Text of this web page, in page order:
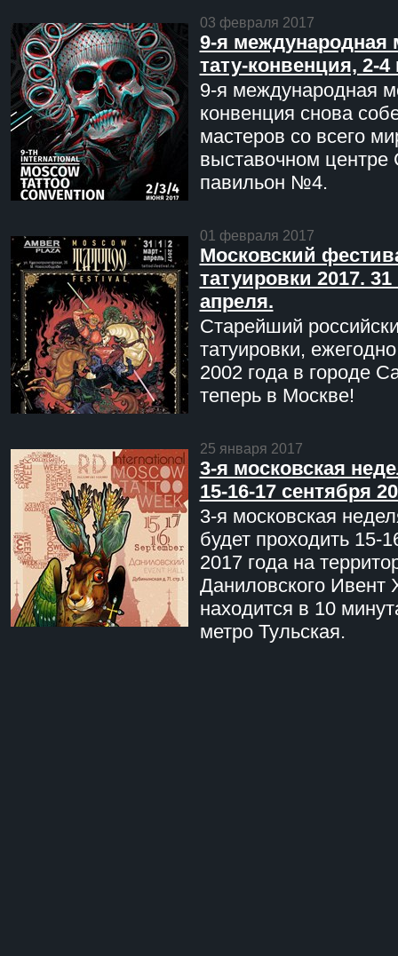
03 февраля 2017
9-я международная
тату-конвенция, 2-
9-я международная
конвенция снова
мастеров со всего
выставочном центре
павильон №4.
01 февраля 2017
Московский
татуировки 2017. 31
апреля.
Старейший
татуировки,
2002 года в городе
теперь в Москве!
25 января 2017
3-я московская
15-16-17 сентября
3-я московская
будет проходить 15-
2017 года на
Даниловского Ивент
находится в 10
метро Тульская.